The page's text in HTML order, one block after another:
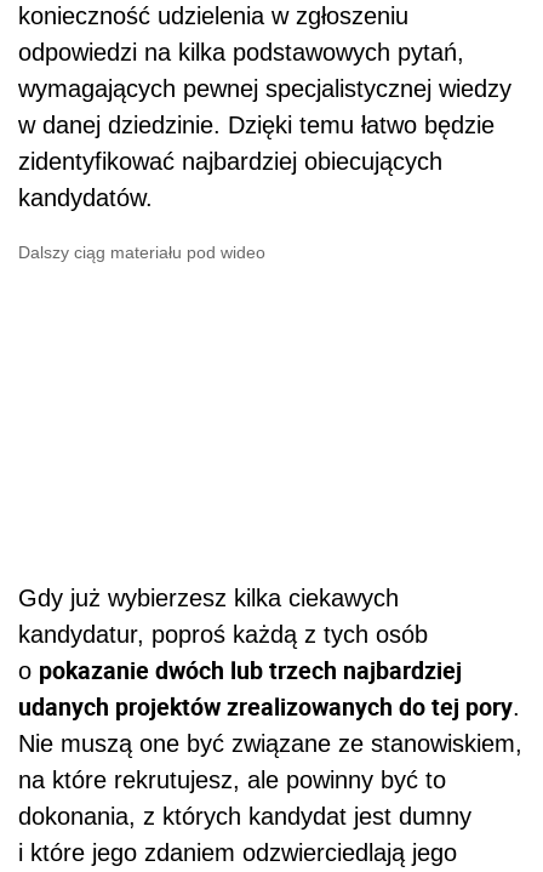
konieczność udzielenia w zgłoszeniu
odpowiedzi na kilka podstawowych pytań,
wymagających pewnej specjalistycznej wiedzy
w danej dziedzinie. Dzięki temu łatwo będzie
zidentyfikować najbardziej obiecujących
kandydatów.
Dalszy ciąg materiału pod wideo
Gdy już wybierzesz kilka ciekawych
kandydatur, poproś każdą z tych osób
o pokazanie dwóch lub trzech najbardziej
udanych projektów zrealizowanych do tej pory.
Nie muszą one być związane ze stanowiskiem,
na które rekrutujesz, ale powinny być to
dokonania, z których kandydat jest dumny
i które jego zdaniem odzwierciedlają jego